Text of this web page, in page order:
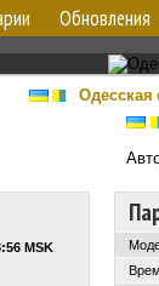
Обновления
Одесская
MSK